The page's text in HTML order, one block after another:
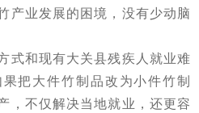
产业发展的困境，没有少动脑
式和现有大关县残疾人就业难
把大件竹制品改为小件竹制
，不仅解决当地就业，还更容